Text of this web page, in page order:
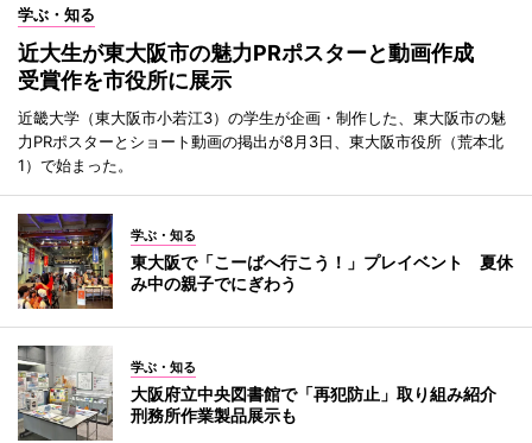
学ぶ・知る
近大生が東大阪市の魅力PRポスターと動画作成
受賞作を市役所に展示
近畿大学（東大阪市小若江3）の学生が企画・制作した、東大阪市の魅
力PRポスターとショート動画の掲出が8月3日、東大阪市役所（荒本北
1）で始まった。
学ぶ・知る
東大阪で「こーばへ行こう！」プレイベント 夏休
み中の親子でにぎわう
学ぶ・知る
大阪府立中央図書館で「再犯防止」取り組み紹介
刑務所作業製品展示も